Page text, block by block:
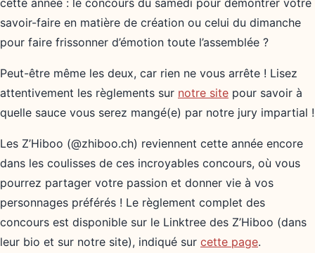
cette année : le concours du samedi pour démontrer votre
savoir-faire en matière de création ou celui du dimanche
pour faire frissonner d’émotion toute l’assemblée ?
Peut-être même les deux, car rien ne vous arrête ! Lisez
attentivement les règlements sur notre site pour savoir à
quelle sauce vous serez mangé(e) par notre jury impartial !
Les Z’Hiboo (@zhiboo.ch) reviennent cette année encore
dans les coulisses de ces incroyables concours, où vous
pourrez partager votre passion et donner vie à vos
personnages préférés ! Le règlement complet des
concours est disponible sur le Linktree des Z’Hiboo (dans
leur bio et sur notre site), indiqué sur cette page.